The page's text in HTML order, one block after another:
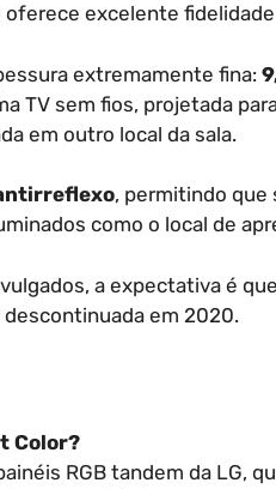
excelente
extremamente fina:
TV sem fios, projetada
em outro local da sala.
, permitindo que
como o local de
a expectativa é
descontinuada em 2020.
Color?
RGB tandem da LG,